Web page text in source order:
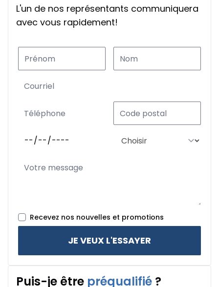
L'un de nos représentants communiquera
avec vous rapidement!
Recevez nos nouvelles et promotions
JE VEUX L'ESSAYER
Puis-je être préqualifié ?